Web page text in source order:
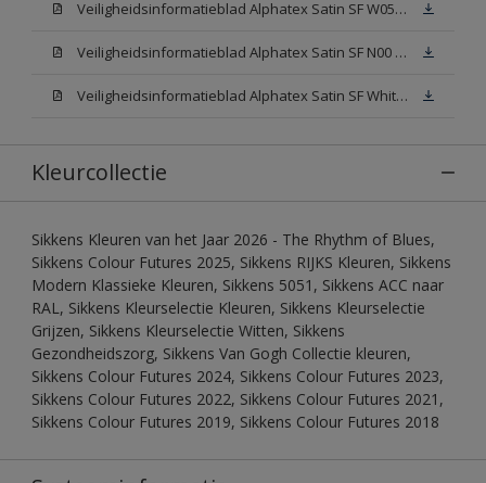
Veiligheidsinformatieblad Alphatex Satin SF W05 (MSDS)
Veiligheidsinformatieblad Alphatex Satin SF N00 (MSDS)
Veiligheidsinformatieblad Alphatex Satin SF White (MSDS)
Kleurcollectie
Sikkens Kleuren van het Jaar 2026 - The Rhythm of Blues,
Sikkens Colour Futures 2025, Sikkens RIJKS Kleuren, Sikkens
Modern Klassieke Kleuren, Sikkens 5051, Sikkens ACC naar
RAL, Sikkens Kleurselectie Kleuren, Sikkens Kleurselectie
Grijzen, Sikkens Kleurselectie Witten, Sikkens
Gezondheidszorg, Sikkens Van Gogh Collectie kleuren,
Sikkens Colour Futures 2024, Sikkens Colour Futures 2023,
Sikkens Colour Futures 2022, Sikkens Colour Futures 2021,
Sikkens Colour Futures 2019, Sikkens Colour Futures 2018